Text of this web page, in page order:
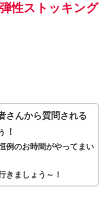
性ストッキング
さんから質問される
！
例のお時間がやってまい
きましょう～！